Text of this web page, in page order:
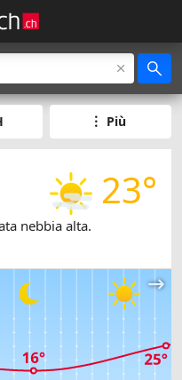
Più
23°
nebbia alta.